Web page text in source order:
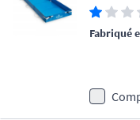
Fabriqué